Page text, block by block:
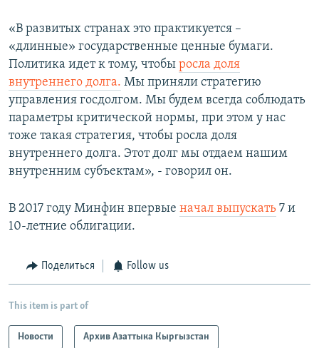
«В развитых странах это практикуется –
«длинные» государственные ценные бумаги.
Политика идет к тому, чтобы росла доля
внутреннего долга. Мы приняли стратегию
управления госдолгом. Мы будем всегда соблюдать
параметры критической нормы, при этом у нас
тоже такая стратегия, чтобы росла доля
внутреннего долга. Этот долг мы отдаем нашим
внутренним субъектам», - говорил он.
В 2017 году Минфин впервые начал выпускать 7 и
10-летние облигации.
Поделиться Follow us
This item is part of
Новости Архив Азаттыка Кыргызстан